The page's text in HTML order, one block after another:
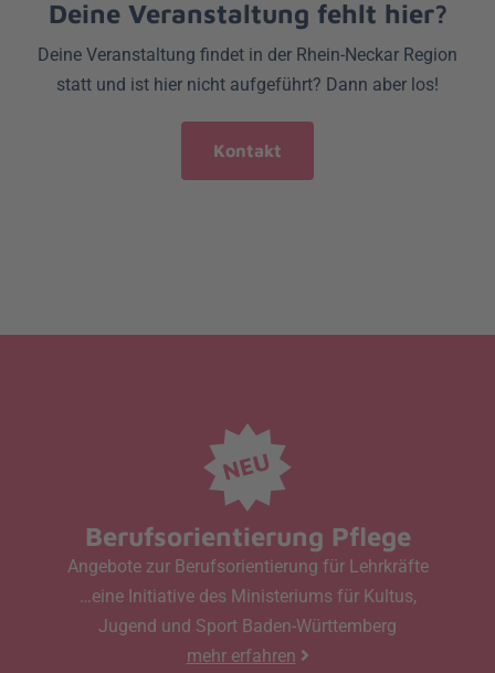
Deine Veranstaltung fehlt hier?
Deine Veranstaltung findet in der Rhein-Neckar Region
statt und ist hier nicht aufgeführt? Dann aber los!
Kontakt
Berufsorientierung Pflege
Angebote zur Berufsorientierung für Lehrkräfte
…eine Initiative des Ministeriums für Kultus,
Jugend und Sport Baden-Württemberg
mehr erfahren